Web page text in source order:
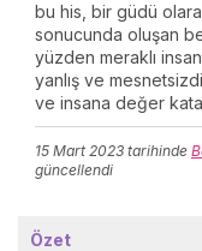
bu his, bir güdü
sonucunda oluşan
yüzden meraklı
yanlış ve
ve insana değer
15 Mart 2023 tarihinde
güncellendi
Özet